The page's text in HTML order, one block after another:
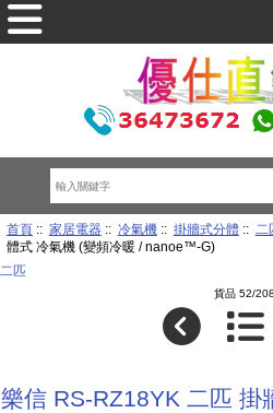
首頁:: 家居電器:: 冷氣機:: 掛牆式分體 :: 二
體式 冷氣機 (變頻冷暖 / nanoe™-G)
二匹
貨品 52/208
樂信 RS-RZ18YK 二匹 掛